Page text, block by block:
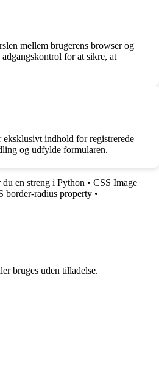
mellem brugerens browser og
for at sikre, at
eksklusivt indhold for registrerede
og udfylde formularen.
du en streng i Python • CSS Image
border-radius property •
bruges uden tilladelse.